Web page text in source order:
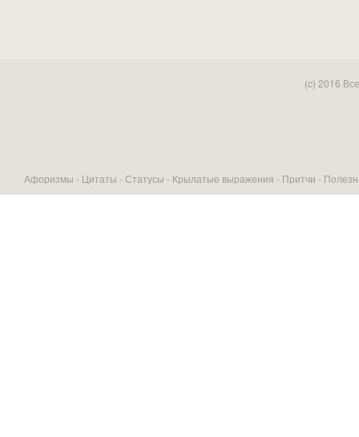
(c) 2016
Афоризмы - Цитаты -Статусы - Крылатые выражения - Притчи -